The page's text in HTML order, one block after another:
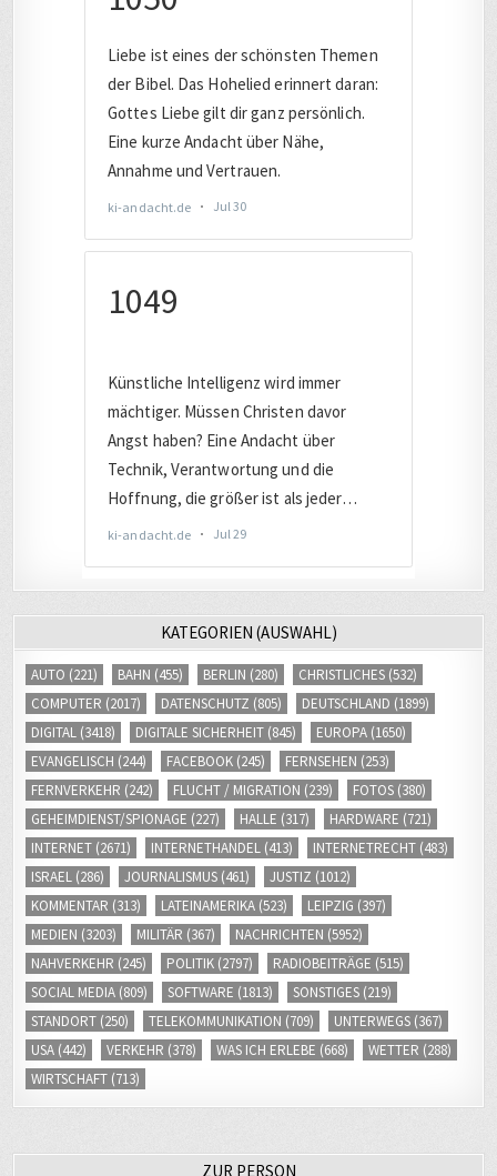
AUTO(221) BAHN(455) BERLIN(280) CHRISTLICHES(532)
COMPUTER
(2017) DATENSCHUTZ (805) DEUTSCHLAND(1899)
DIGITAL (3418) DIGITALE SICHERHEIT(845) EUROPA(1650)
EVANGELISCH (244) FACEBOOK(245) FERNSEHEN(253)
FERNVERKEHR(242) FLUCHT / MIGRATION(239) FOTOS
GEHEIMDIENST/SPIONAGE(227) HALLE (317) HARDWARE(721)
INTERNET(2671) INTERNETHANDEL(413) INTERNETRECHT(483)
ISRAEL(286) JOURNALISMUS(461) JUSTIZ
(1012)
KOMMENTAR
(313) LATEINAMERIKA (523) LEIPZIG
MEDIEN(3203) MILITÄR(367) NACHRICHTEN(5952)
NAHVERKEHR(245) POLITIK (2797) RADIOBEITRÄGE
SOCIAL MEDIA (809) SOFTWARE(1813) SONSTIGES(219)
STANDORT(250) TELEKOMMUNIKATION (709) UNTERWEGS
USA(442) VERKEHR(378) WAS ICH ERLEBE (668) WETTER(288)
WIRTSCHAFT(713)